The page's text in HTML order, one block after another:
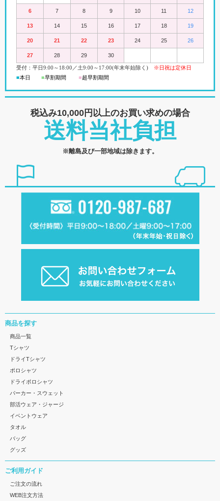
6 7 8 9 10 11 12
13 14 15 16 17 18 19
20 21 22 23 24 25 26
27 28 29 30
受付：平日9:00 ～18:00 ／ 土9:00 ～ 17:00(年末年始除く) ※日祝は定休日
■本日 ■早割期間 ■超早割期間
税込み10,000円以上のお買い求めの場合
送料当社負担
※離島及び一部地域は除きます。
商品を探す
商品一覧
Tシャツ
ドライTシャツ
ポロシャツ
ドライポロシャツ
パーカー・スウェット
部活ウェア・ジャージ
イベントウェア
タオル
バッグ
グッズ
ご利用ガイド
ご注文の流れ
WEB注文方法